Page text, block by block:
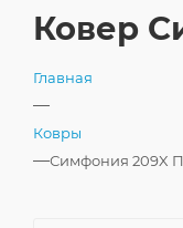
Ковер
Главная
—
Ковры
—Симфония 209X